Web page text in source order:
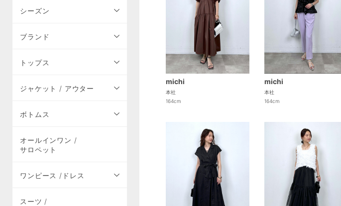
シーズン
ブランド
トップス
ジャケット / アウター
ボトムス
オールインワン /
サロペット
ワンピース /ドレス
スーツ /
michi
本社
164cm
michi
本社
164cm